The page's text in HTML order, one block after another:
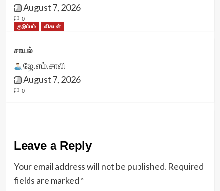
August 7, 2026
0
குடும்பம்
விகடன்
சாயல்
ஜே.எம்.சாலி
August 7, 2026
0
Leave a Reply
Your email address will not be published. Required
fields are marked *